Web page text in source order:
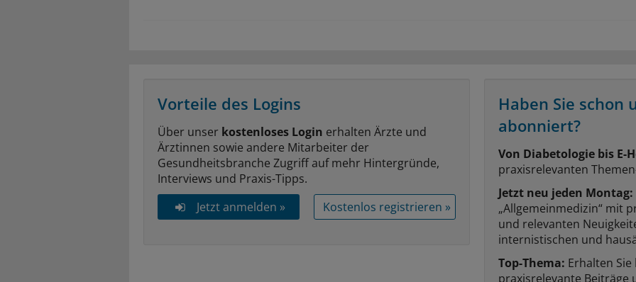
Vorteile des Logins
Über unser kostenloses Login erhalten Ärzte und
Ärztinnen sowie andere Mitarbeiter der
Gesundheitsbranche Zugriff auf mehr Hintergründe,
Interviews und Praxis-Tipps.
Jetzt anmelden »
Kostenlos registrieren »
Haben Sie schon
abonniert?
Von Diabetologie bis E-
praxisrelevanten
Jetzt neu jeden Montag:
„Allgemeinmedizin“ mit
und relevanten
internistischen und
Top-Thema: Erhalten
praxisrelevante Beiträge